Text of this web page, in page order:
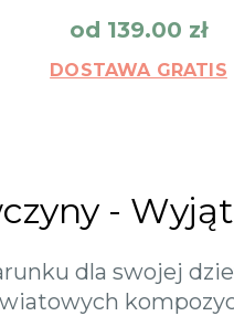
od 139.00 zł
DOSTAWA GRATIS
-
dla swojej